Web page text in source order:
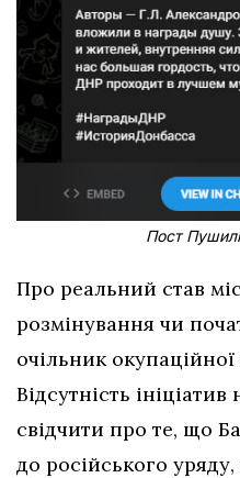
Пост
Про реальний став
розмінування чи
очільник
Відсутність
свідчити про те, що
до російського